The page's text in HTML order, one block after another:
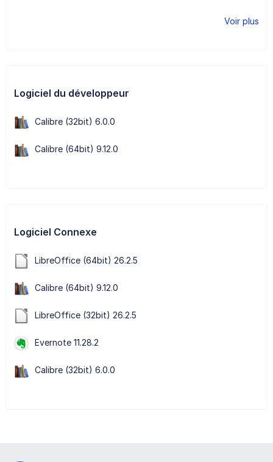
Voir plus
Logiciel du développeur
Calibre (32bit) 6.0.0
Calibre (64bit) 9.12.0
Logiciel Connexe
LibreOffice (64bit) 26.2.5
Calibre (64bit) 9.12.0
LibreOffice (32bit) 26.2.5
Evernote 11.28.2
Calibre (32bit) 6.0.0